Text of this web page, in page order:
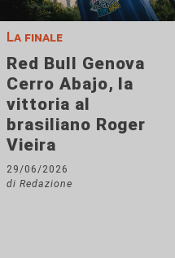
La finale
Red Bull Genova
Cerro Abajo, la
vittoria al
brasiliano Roger
Vieira
29/06/2026
di Redazione